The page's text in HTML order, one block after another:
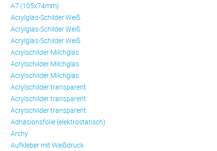
A7 (105x74mm)
Acrylglas-Schilder Weiß
Acrylglas-Schilder Weiß
Acrylglas-Schilder Weiß
Acrylschilder Milchglas
Acrylschilder Milchglas
Acrylschilder Milchglas
Acrylschilder transparent
Acrylschilder transparent
Acrylschilder transparent
Adhäsionsfolie (elektrostatisch)
Archy
Aufkleber mit Weißdruck